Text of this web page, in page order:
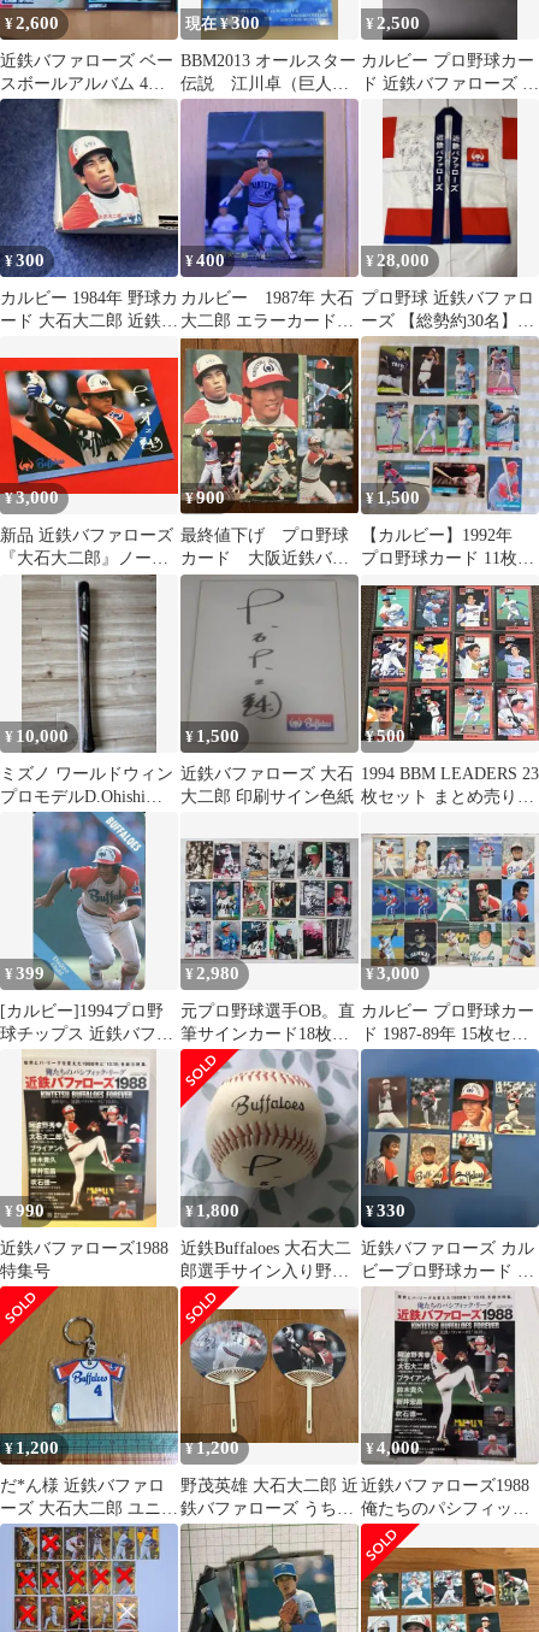
¥2,600
近鉄バファローズ ベー
スボールアルバム 4冊
セット
現在 ¥300
BBM2013 オールスター
伝説 江川卓（巨人）
＆大石大二郎（近鉄）
¥ 2,500
カルビー プロ野球カー
ド 近鉄バファローズ 大
¥300
カルビー 1984年 野球カ
ード 大石大二郎 近鉄バ
¥400
カルビー 1987年 大石
大二郎 エラーカード
No274
¥ 28,000
プロ野球 近鉄バファロ
ーズ 【総勢約30名】直
筆サイン入り応援グッ
ズ
¥3,000
新品 近鉄バファローズ
『大石大二郎』ノート
オリックス
¥900
最終値下げ プロ野球
カード 大阪近鉄バフ
ァローズ 大石大二
郎 6枚セット
¥1,500
【カルビー】1992年
プロ野球カード 11枚セ
ット
¥ 10,000
ミズノ ワールドウィン
プロモデルD.Ohishiモ
デル D Oホワイトアッ
シュ
¥ 1,500
近鉄バファローズ 大石
大二郎 印刷サイン色紙
¥500
1994 BBM LEADERS 23
枚セット まとめ売り
¥399
[カルビー]1994プロ野
球チップス 近鉄バファ
ローズ 大石大二郎
¥ 2,980
元プロ野球選手OB。直
筆サインカード18枚セ
ット
¥3,000
カルビー プロ野球カー
ド 1987-89年 15枚セッ
ト ブーマー 門田 香川
¥990
近鉄バファローズ1988
特集号
¥ 1,800
近鉄Buffaloes 大石大二
郎選手サイン入り野球
ボール
¥330
近鉄バファローズ カル
ビープロ野球カード 7
枚セット
¥1,200
だ*ん様 近鉄バファロ
ーズ 大石大二郎 ユニフ
ォーム型キーホルダー
美品
¥1,200
野茂英雄 大石大二郎 近
鉄バファローズ うちわ
2本セット
¥4,000
近鉄バファローズ1988
俺たちのパシフィッ
ク・リーグ